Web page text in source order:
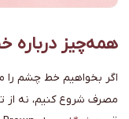
همه‌چیز درباره
اگر بخواهیم خط چشم را
مصرف شروع کنیم، نه از